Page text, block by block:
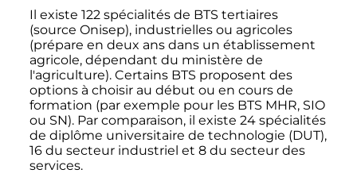
Il existe 122 spécialités de BTS tertiaires
(source Onisep), industrielles ou agricoles
(prépare en deux ans dans un établissement
agricole, dépendant du ministère de
l'agriculture). Certains BTS proposent des
options à choisir au début ou en cours de
formation (par exemple pour les BTS MHR, SIO
ou SN). Par comparaison, il existe 24 spécialités
de diplôme universitaire de technologie (DUT),
16 du secteur industriel et 8 du secteur des
services.